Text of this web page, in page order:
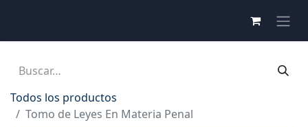
Todos los productos
Tomo de Leyes En Materia Penal